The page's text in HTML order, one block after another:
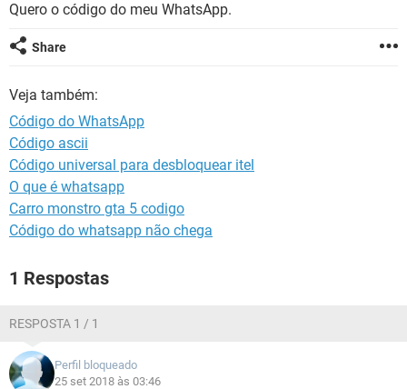
INSTAGRAM GMAIL
GUIA DE COMPRAS
INSTAGRAM
GUIA DE COMPRAS
Quero o código do meu WhatsApp.
Share
Veja também:
Código do WhatsApp
Código ascii
Código universal para desbloquear itel
O que é whatsapp
Carro monstro gta 5 codigo
Código do whatsapp não chega
1 Respostas
RESPOSTA 1 / 1
Perfil bloqueado
25 set 2018 às 03:46